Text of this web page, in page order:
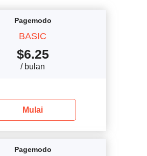
Pagemodo
BASIC
$6.25
/ bulan
Mulai
Pagemodo